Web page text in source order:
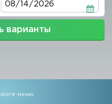
Дата
варианты
меню